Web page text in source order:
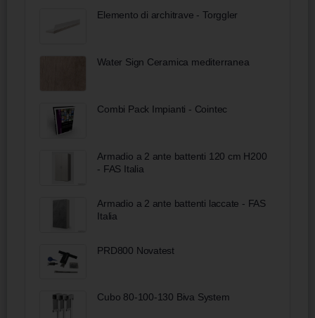
Elemento di architrave - Torggler
Water Sign Ceramica mediterranea
Combi Pack Impianti - Cointec
Armadio a 2 ante battenti 120 cm H200
- FAS Italia
Armadio a 2 ante battenti laccate - FAS
Italia
PRD800 Novatest
Cubo 80-100-130 Biva System